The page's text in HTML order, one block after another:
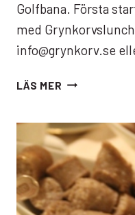
Golfbana. Första
med
info@grynkorv.se
LÄS MER
GOLFBANA